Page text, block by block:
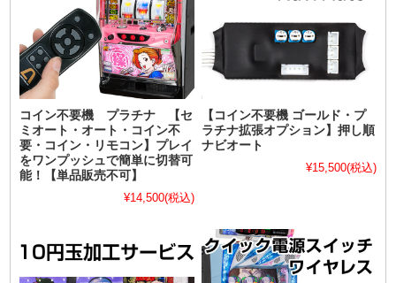
コイン不要機 プラチナ 【セ
ミオート・オート・コイン不
要・コイン・リモコン】プレイ
をワンプッシュで簡単に切替可
能！【単品販売不可】
¥14,500(税込)
【コイン不要機 ゴールド・プ
ラチナ拡張オプション】押し順
ナビオート
¥15,500(税込)